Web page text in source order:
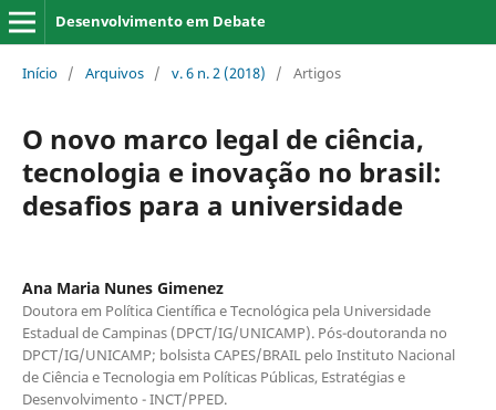
Desenvolvimento em Debate
Início / Arquivos / v. 6 n. 2 (2018) / Artigos
O novo marco legal de ciência,
tecnologia e inovação no brasil:
desafios para a universidade
Ana Maria Nunes Gimenez
Doutora em Política Científica e Tecnológica pela Universidade
Estadual de Campinas (DPCT/IG/UNICAMP). Pós-doutoranda no
DPCT/IG/UNICAMP; bolsista CAPES/BRAIL pelo Instituto Nacional
de Ciência e Tecnologia em Políticas Públicas, Estratégias e
Desenvolvimento - INCT/PPED.